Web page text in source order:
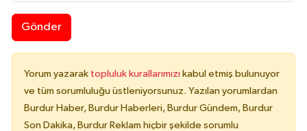
Gönder
Yorum yazarak topluluk kurallarımızı kabul etmiş bulunuyor
ve tüm sorumluluğu üstleniyorsunuz. Yazılan yorumlardan
Burdur Haber, Burdur Haberleri, Burdur Gündem, Burdur
Son Dakika, Burdur Reklam hiçbir şekilde sorumlu